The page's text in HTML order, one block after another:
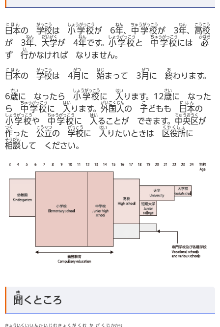
日本
にほん
の 学校
がっこう
は 小学校
しょうがっこう
が 6年
ねん
、 中学校
ちゅうがっこう
が 3年
ねん
、 高校
こうこう
が 3年
ねん
、 大学
だいがく
が 4年
ねん
です。 小学校
しょうがっこう
と 中学校
ちゅうがっこう
には 必
かなら
ず 行
い
かなければ なりません。
日本
にほん
の 学校
がっこう
は 4月
がつ
に 始
はじ
まって 3月
がつ
に 終
お
わります。
6歳
さい
に なったら 小学校
しょうがっこう
に 入
はい
ります。12歳
さい
に なった
ら 中学校
ちゅうがっこう
に 入
はい
ります。 外国人
がいこくじん
の 子
こ
どもも 日本
にほん
の
小学校
しょうがっこう
や 中学校
ちゅうがっこう
に 入
はい
ることが できます。 中央区
ちゅうおうく
が
作
つく
った 公立
こうりつ
の 学校
がっこう
に 入
はい
りたいときは 区役所
くやくしょ
に
相談
そうだん
して ください。
聞
き
くところ
きょういく いいんかい じむきょく がくむ か がくじ かかり